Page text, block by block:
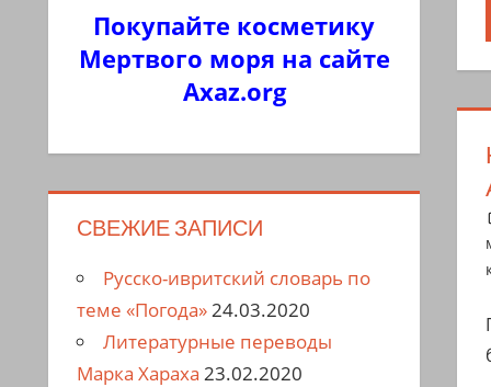
Покупайте косметику
Мертвого моря на сайте
Axaz.org
СВЕЖИЕ ЗАПИСИ
Русско-ивритский словарь по
теме «Погода»24.03.2020
Литературные переводы
Марка Хараха 23.02.2020